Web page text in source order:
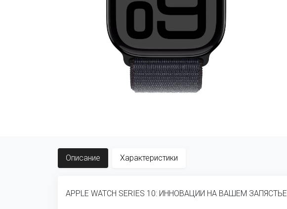
Описание Характеристики
APPLE WATCH SERIES 10: ИННОВАЦИИ НА ВАШЕМ ЗАПЯСТЬЕ